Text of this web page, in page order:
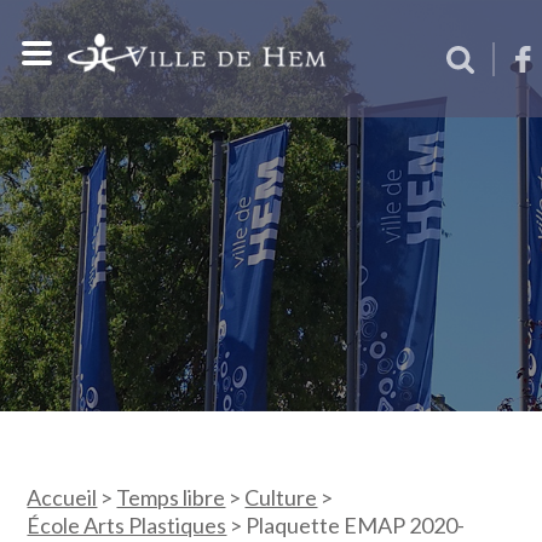
Accueil > Temps libre > Culture >
École Arts Plastiques > Plaquette EMAP 2020-